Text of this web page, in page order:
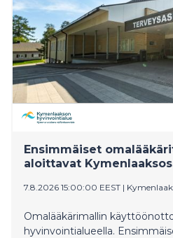
Ensimmäiset
aloittavat
7.8.2026 15:00:00 EEST |
Omalääkärimallin
hyvinvointialueella.